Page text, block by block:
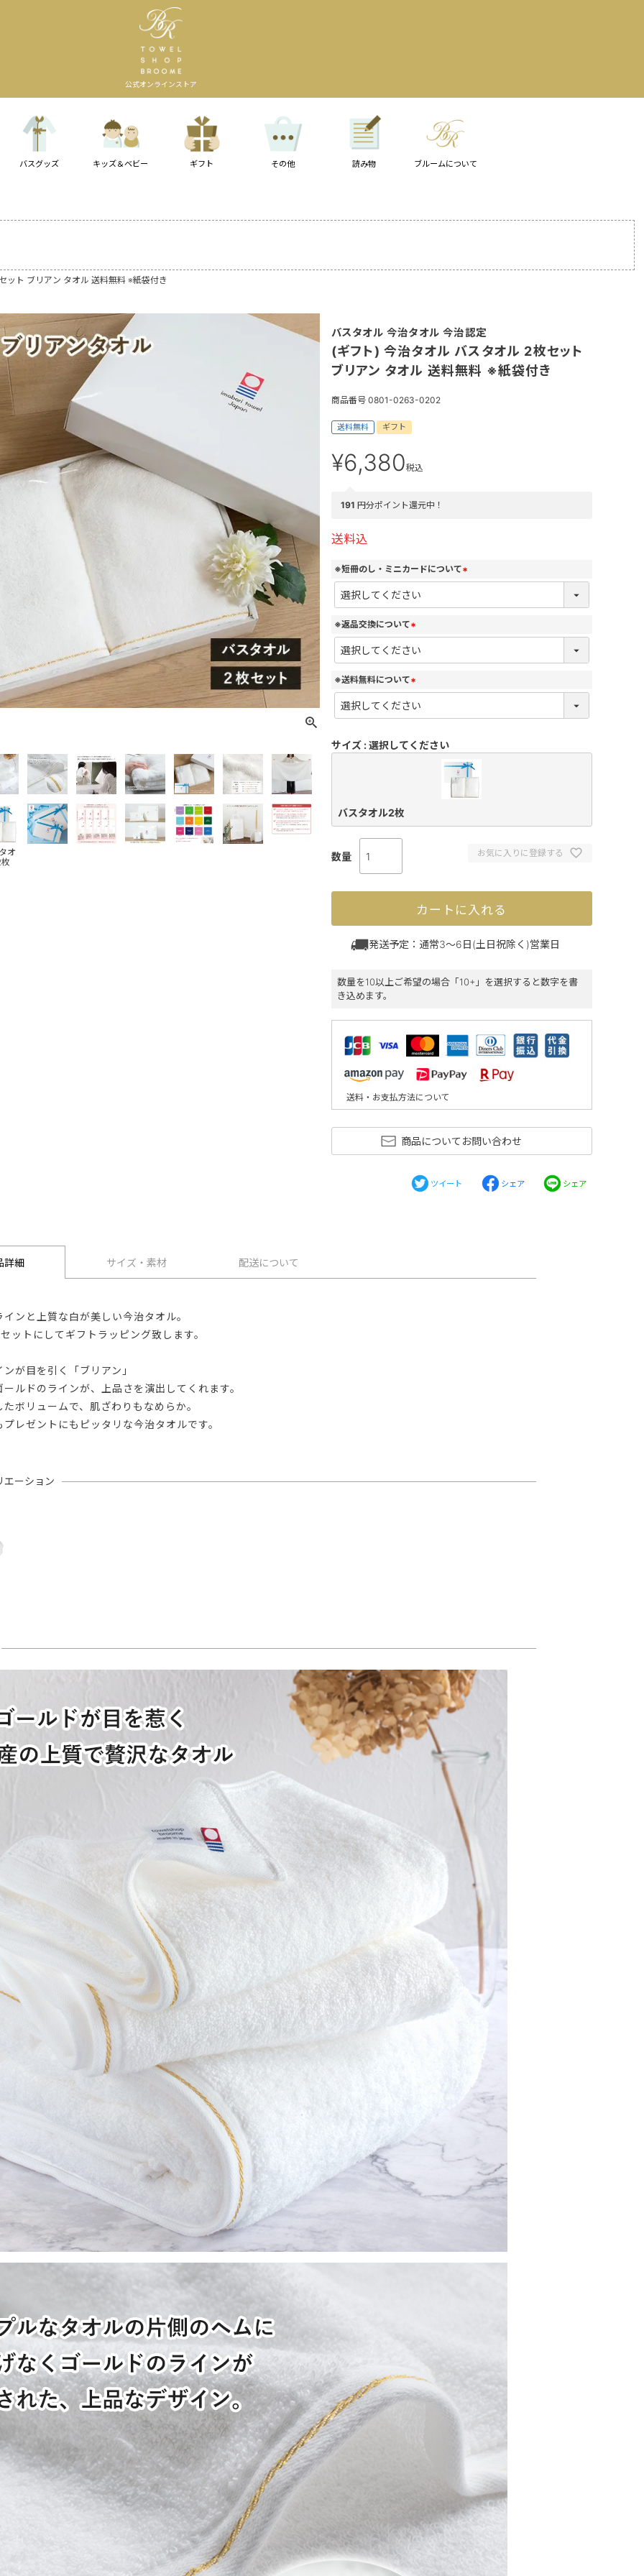
公式オンラインストア
バスグッズ キッズ＆ベビー ギフト その他 読み物 ブルームについて
ット ブリアン タオル 送料無料 ※紙袋付き
オ
バスタオル 今治タオル 今治認定
(ギフト) 今治タオル バスタオル 2枚セット
ブリアン タオル 送料無料 ※紙袋付き
商品番号 0801-0263-0202
送料無料 ギフト
¥6,380税込
191 円分ポイント還元中！
送料込
※短冊のし・ミニカードについて
(
須
※返品交換について
(
必
須
)
※送料無料について
(
必
須
サイズ 選択してください
バスタオル2枚
お気に入りに登録する
カートに入れる
発送予定：通常3～6日(土日祝除く)営業日
数量を10以上ご希望の場合「10+」を選択すると数字を書
き込めます。
送料・お支払方法について
商品についてお問い合わせ
ツイート シェア シェア
詳細 サイズ・素材 配送について
ンと上質な白が美しい今治タオル。
ットにしてギフトラッピング致します。
が目を引く「ブリアン」
ルドのラインが、上品さを演出してくれます。
ボリュームで、肌ざわりもなめらか。
レゼントにもピッタリな今治タオルです。
エーション